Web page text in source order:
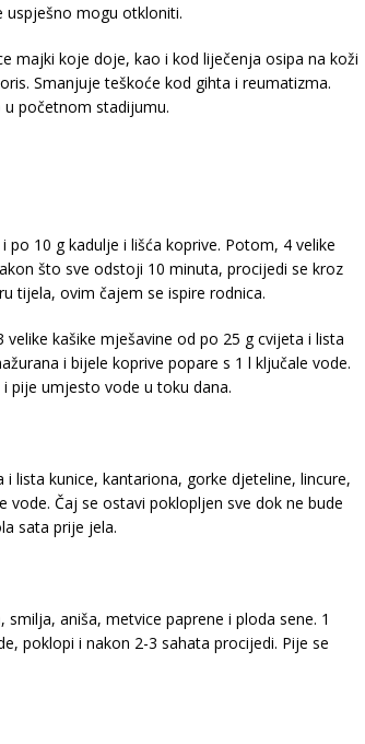
uspješno mogu otkloniti.
majki koje doje, kao i kod liječenja osipa na koži
Smanjuje teškoće kod gihta i reumatizma.
početnom stadijumu.
po 10 g kadulje i lišća koprive. Potom, 4 velike
što sve odstoji 10 minuta, procijedi se kroz
tijela, ovim čajem se ispire rodnica.
kašike mješavine od po 25 g cvijeta i lista
i bijele koprive popare s 1 l ključale vode.
pije umjesto vode u toku dana.
lista kunice, kantariona, gorke djeteline, lincure,
Čaj se ostavi poklopljen sve dok ne bude
sata prije jela.
aniša, metvice paprene i ploda sene. 1
poklopi i nakon 2-3 sahata procijedi. Pije se